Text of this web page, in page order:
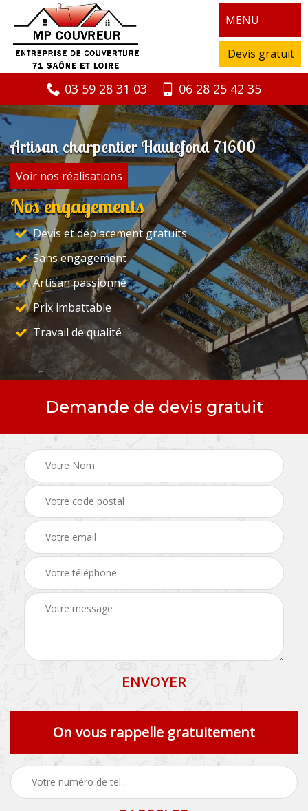
MENU
Devis gratuit
03 59 28 31 03 06 28 25 42 35
Artisan charpentier Hautefond 71600
Voir nos réalisations
Nos engagements
Devis et déplacement gratuits
Sans engagement
Artisan passionné
Prix imbattable
Travail de qualité
Demande de devis gratuit
On vous rappelle gratuitement